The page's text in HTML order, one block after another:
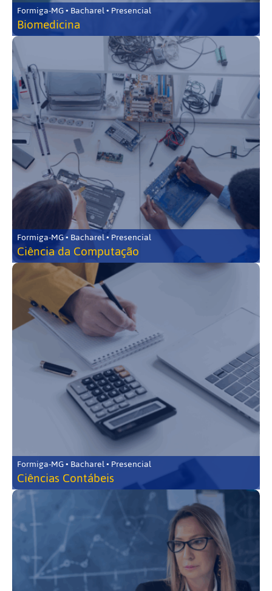
Formiga-MG • Bacharel • Presencial
Biomedicina
Formiga-MG • Bacharel • Presencial
Ciência da Computação
Formiga-MG • Bacharel • Presencial
Ciências Contábeis